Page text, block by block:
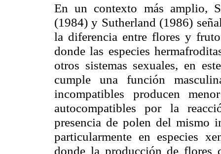
En un contexto más amplio,
(1984) y Sutherland (1986)
la diferencia entre flores y
donde las especies
otros sistemas sexuales, en
cumple una función
incompatibles producen
autocompatibles por la
presencia de polen del mismo
particularmente en especies
donde la producción de flores